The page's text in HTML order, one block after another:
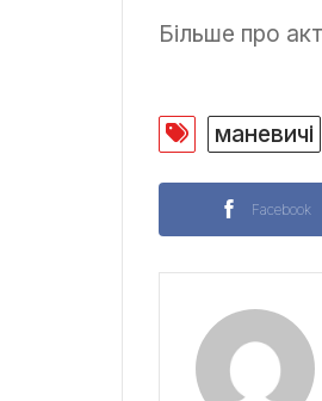
Більше про
маневичі
Facebook